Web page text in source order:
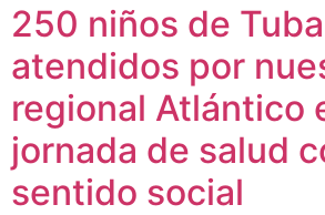
250 niños de
atendidos por
regional Atlántico
jornada de salud
sentido social